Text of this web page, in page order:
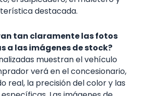
destacada.
tan claramente las fotos
a las imágenes de stock?
muestran el vehículo
verá en el concesionario,
real, la precisión del color y las